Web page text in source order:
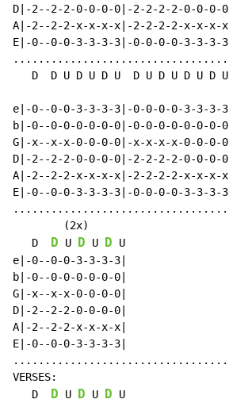
D|-2--2-2-0-0-0-0|-2-2-2-2-0-0-0-0|
A|-2--2-2-x-x-x-x|-2-2-2-2-x-x-x-x|
E|-0--0-0-3-3-3-3|-0-0-0-0-3-3-3-3|
   D  D U D U D U  D U D U D U D U
e|-0--0-0-3-3-3-3|-0-0-0-0-3-3-3-3|
b|-0--0-0-0-0-0-0|-0-0-0-0-0-0-0-0|
G|-x--x-x-0-0-0-0|-x-x-x-x-0-0-0-0|
D|-2--2-2-0-0-0-0|-2-2-2-2-0-0-0-0|
A|-2--2-2-x-x-x-x|-2-2-2-2-x-x-x-x|
E|-0--0-0-3-3-3-3|-0-0-0-0-3-3-3-3|
        (2x)
   D
D U D U D U
e|-0--0-0-3-3-3-3|
b|-0--0-0-0-0-0-0|
G|-x--x-x-0-0-0-0|
D|-2--2-2-0-0-0-0|
A|-2--2-2-x-x-x-x|
E|-0--0-0-3-3-3-3|
VERSES:
   D
D U D U D U